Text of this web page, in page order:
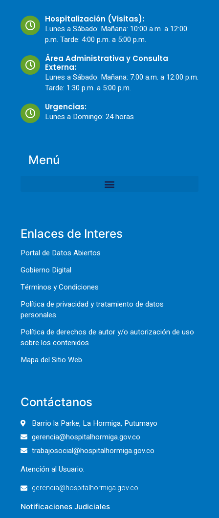
Hospitalización (Visitas):
Lunes a Sábado: Mañana: 10:00 a.m. a 12:00
p.m. Tarde: 4:00 p.m. a 5:00 p.m.
Área Administrativa y Consulta
Externa:
Lunes a Sábado: Mañana: 7:00 a.m. a 12:00 p.m.
Tarde: 1:30 p.m. a 5:00 p.m.
Urgencias:
Lunes a Domingo: 24 horas
Menú
Enlaces de Interes
Portal de Datos Abiertos
Gobierno Digital
Términos y Condiciones
Política de privacidad y tratamiento de datos
personales.
Política de derechos de autor y/o autorización de uso
sobre los contenidos
Mapa del Sitio Web
Contáctanos
Barrio la Parke, La Hormiga, Putumayo
gerencia@hospitalhormiga.gov.co
trabajosocial@hospitalhormiga.gov.co
Atención al Usuario:
gerencia@hospitalhormiga.gov.co
Notificaciones Judiciales